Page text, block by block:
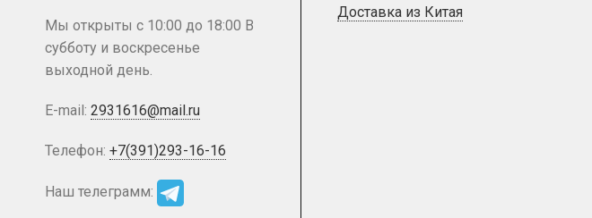
Мы открыты с 10:00 до 18:00 В
субботу и воскресенье
выходной день.
E-mail: 2931616@mail.ru
Телефон: +7(391)293-16-16
Наш телеграмм:
Доставка из Китая